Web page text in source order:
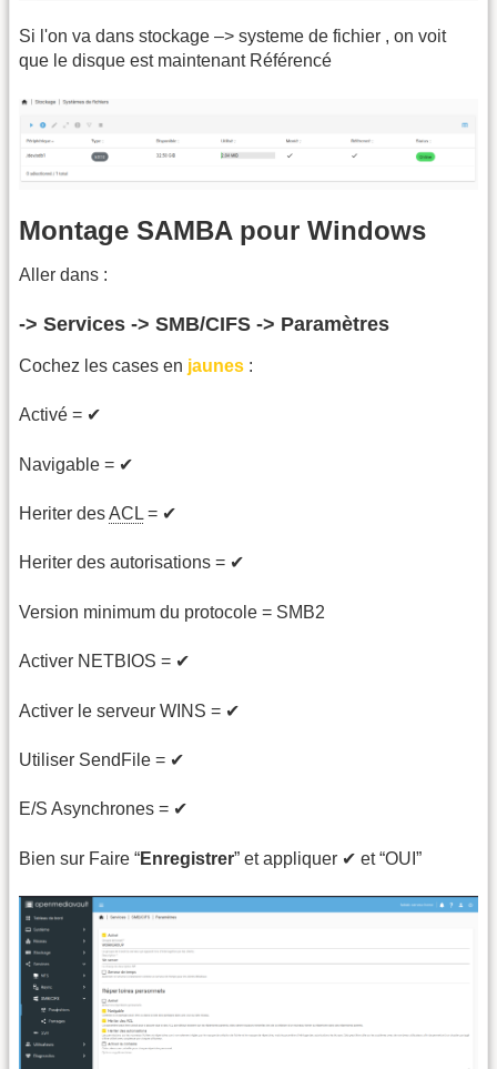
Si l'on va dans stockage –> systeme de fichier , on voit
que le disque est maintenant Référencé
Montage SAMBA pour Windows
Aller dans :
-> Services -> SMB/CIFS -> Paramètres
Cochez les cases en jaunes :
Activé = ✔
Navigable = ✔
Heriter desACL = ✔
Heriter des autorisations = ✔
Version minimum du protocole = SMB2
Activer NETBIOS = ✔
Activer le serveur WINS = ✔
Utiliser SendFile = ✔
E/S Asynchrones = ✔
Bien sur Faire “Enregistrer” et appliquer ✔ et “OUI”